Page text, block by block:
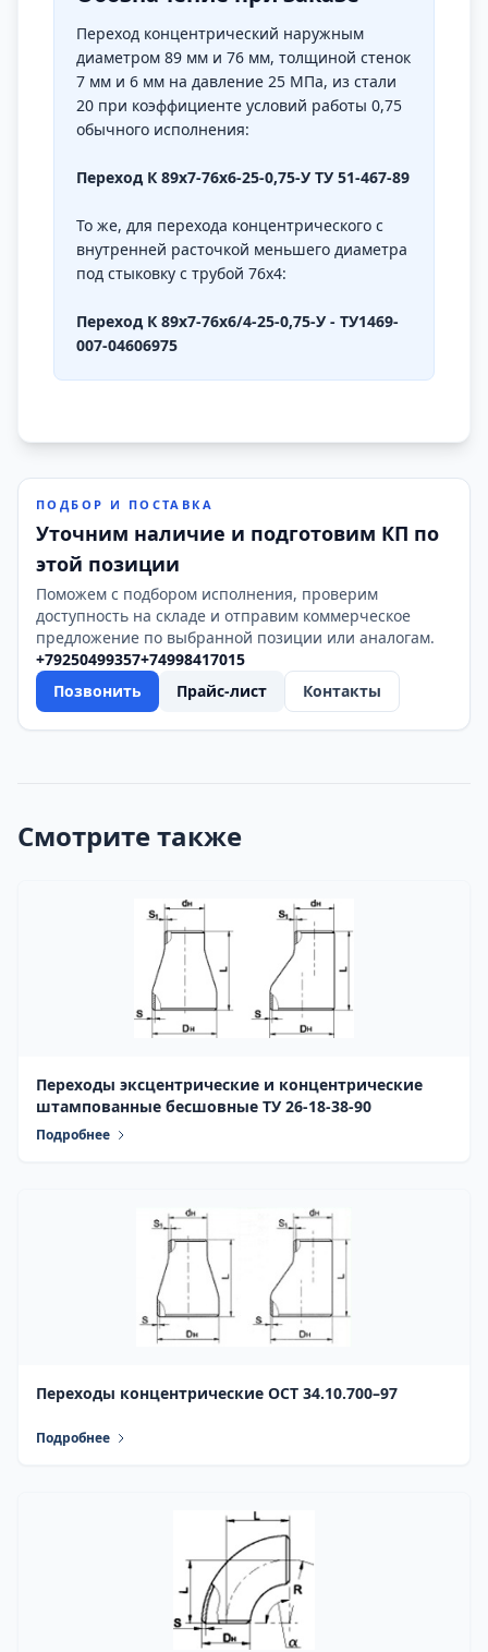
Переход концентрический наружным
диаметром 89 мм и 76 мм, толщиной стенок
7 мм и 6 мм на давление 25 МПа, из стали
20 при коэффициенте условий работы 0,75
обычного исполнения:
Переход К 89х7-76х6-25-0,75-У ТУ 51-467-89
То же, для перехода концентрического с
внутренней расточкой меньшего диаметра
под стыковку с трубой 76x4:
Переход К 89х7-76х6/4-25-0,75-У - ТУ1469-
007-04606975
ПОДБОР И ПОСТАВКА
Уточним наличие и подготовим КП по
этой позиции
Поможем с подбором исполнения, проверим
доступность на складе и отправим коммерческое
предложение по выбранной позиции или аналогам.
+79250499357+74998417015
Позвонить
Прайс-лист Контакты
Смотрите также
Переходы эксцентрические и концентрические
штампованные бесшовные ТУ 26-18-38-90
Подробнее
Переходы концентрические ОСТ 34.10.700–97
Подробнее